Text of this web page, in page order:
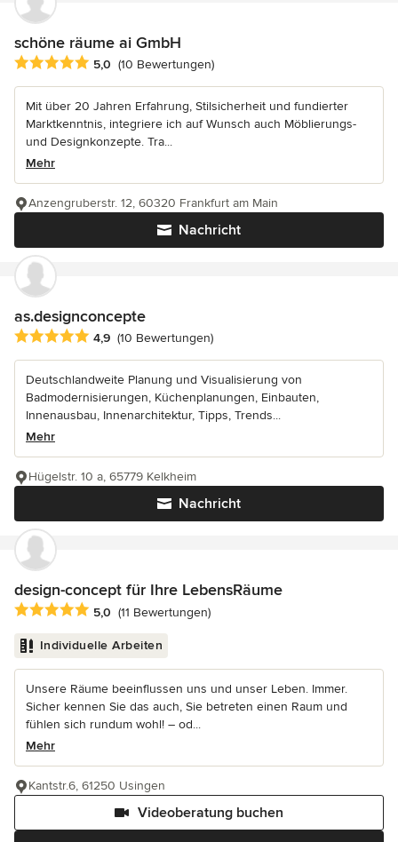
schöne räume ai GmbH
Durchschnittliche Bewertung: 5 von 5 Sternen
5,0 (10 Bewertungen)
Mit über 20 Jahren Erfahrung, Stilsicherheit und fundierter
Marktkenntnis, integriere ich auf Wunsch auch Möblierungs-
und Designkonzepte. Tra...
Mehr
Nachricht
Anzengruberstr. 12, 60320 Frankfurt am Main
as.designconcepte
Durchschnittliche Bewertung: 4.9 von 5 Sternen
4,9 (10 Bewertungen)
Deutschlandweite Planung und Visualisierung von
Badmodernisierungen, Küchenplanungen, Einbauten,
Innenausbau, Innenarchitektur, Tipps, Trends...
Mehr
Nachricht
Hügelstr. 10 a, 65779 Kelkheim
design-concept für Ihre LebensRäume
Durchschnittliche Bewertung: 5 von 5 Sternen
5,0 (11 Bewertungen)
Individuelle Arbeiten
Unsere Räume beeinflussen uns und unser Leben. Immer.
Sicher kennen Sie das auch, Sie betreten einen Raum und
fühlen sich rundum wohl! – od...
Mehr
Videoberatung buchen
Kantstr.6, 61250 Usingen